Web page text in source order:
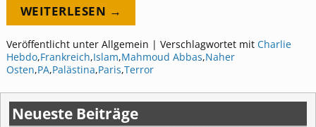
WEITERLESEN →
Veröffentlicht unterAllgemein | Verschlagwortet mit Charlie
Hebdo,Frankreich,Islam,Mahmoud Abbas,Naher
Osten,PA,Palästina,Paris,Terror
Neueste Beiträge